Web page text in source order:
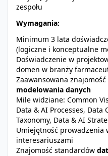
zespołu
Wymagania:
Minimum 3 lata
(logiczne i konceptualne
Doświadczenie w
domen w branży
Zaawansowana znajomość
modelowania danych
Mile widziane: Common
Data & AI Processes, Data
Taxonomy, Data & AI
Umiejętność prowadzenia
interesariuszami
Znajomość standardów